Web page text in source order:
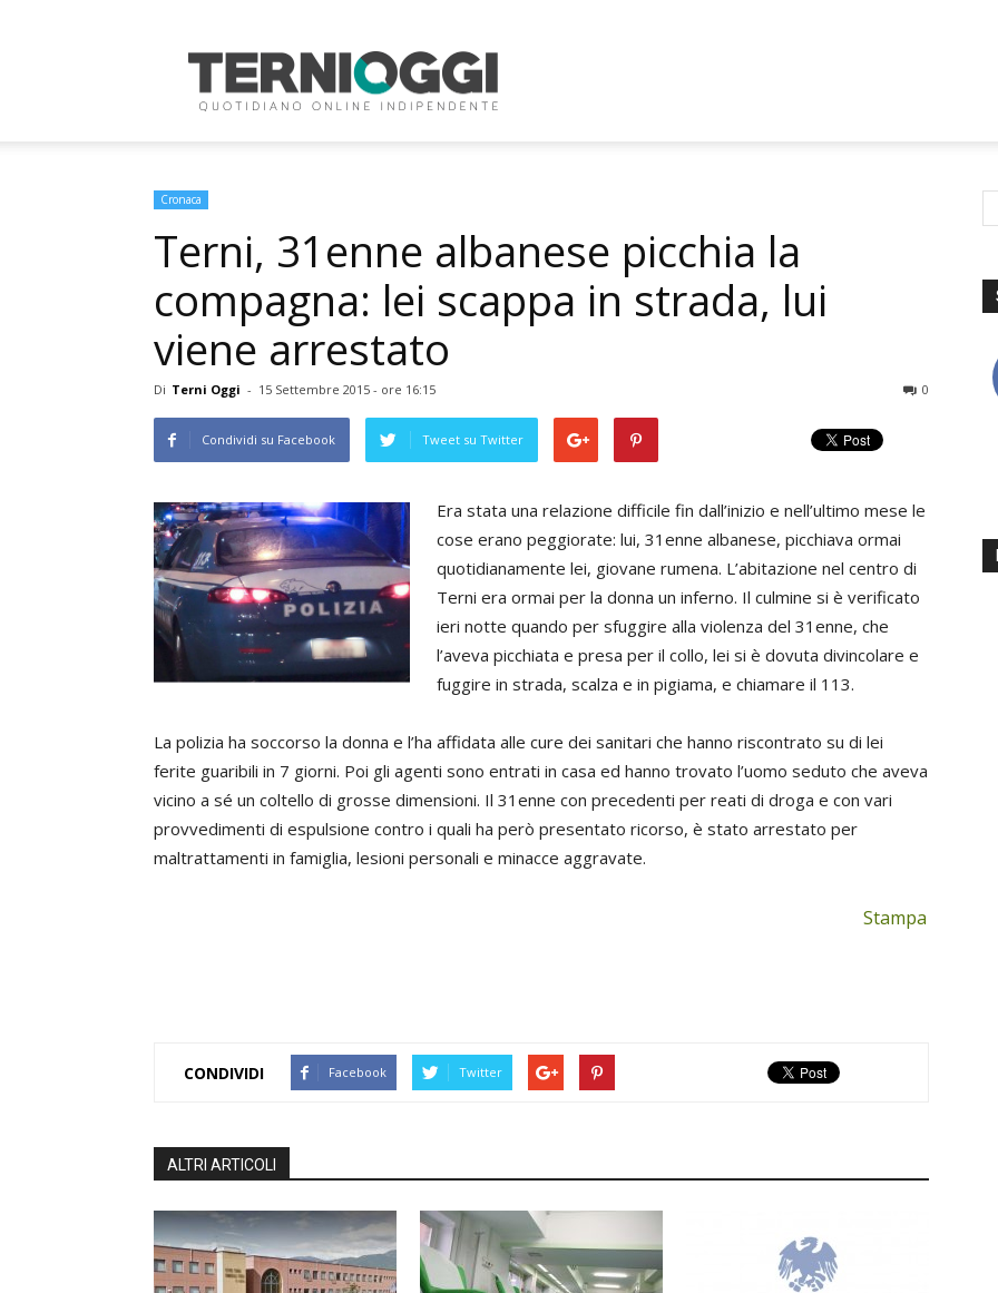
Oggi
Cronaca
Terni, 31enne albanese picchia la
compagna: lei scappa in strada, lui
viene arrestato
Di Terni Oggi - 15 Settembre 2015 - ore 16:15 0
Condividi su Facebook Tweet su Twitter
Era stata una relazione difficile fin dall’inizio e nell’ultimo mese le
cose erano peggiorate: lui, 31enne albanese, picchiava ormai
quotidianamente lei, giovane rumena. L’abitazione nel centro di
Terni era ormai per la donna un inferno. Il culmine si è verificato
ieri notte quando per sfuggire alla violenza del 31enne, che
l’aveva picchiata e presa per il collo, lei si è dovuta divincolare e
fuggire in strada, scalza e in pigiama, e chiamare il 113.
La polizia ha soccorso la donna e l’ha affidata alle cure dei sanitari che hanno riscontrato su di lei
ferite guaribili in 7 giorni. Poi gli agenti sono entrati in casa ed hanno trovato l’uomo seduto che aveva
vicino a sé un coltello di grosse dimensioni. Il 31enne con precedenti per reati di droga e con vari
provvedimenti di espulsione contro i quali ha però presentato ricorso, è stato arrestato per
maltrattamenti in famiglia, lesioni personali e minacce aggravate.
Stampa
CONDIVIDI Facebook Twitter
ALTRI ARTICOLI